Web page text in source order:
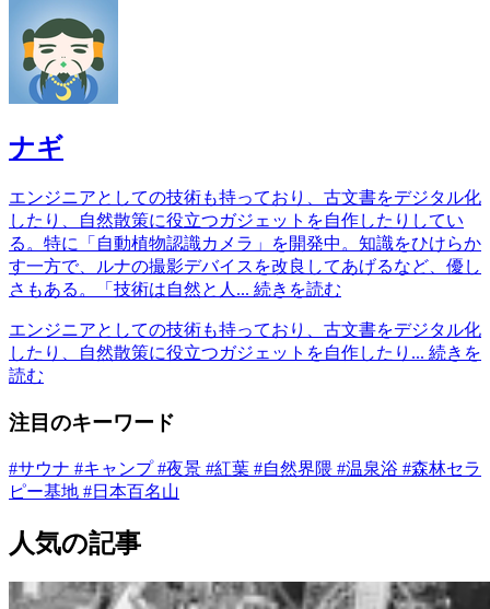
ナギ
エンジニアとしての技術も持っており、古文書をデジタル化
したり、自然散策に役立つガジェットを自作したりしてい
る。特に「自動植物認識カメラ」を開発中。知識をひけらか
す一方で、ルナの撮影デバイスを改良してあげるなど、優し
さもある。「技術は自然と人... 続きを読む
エンジニアとしての技術も持っており、古文書をデジタル化
したり、自然散策に役立つガジェットを自作したり... 続きを
読む
注目のキーワード
#サウナ #キャンプ#夜景 #紅葉 #自然界隈 #温泉浴 #森林セラ
ピー基地 #日本百名山
人気の記事